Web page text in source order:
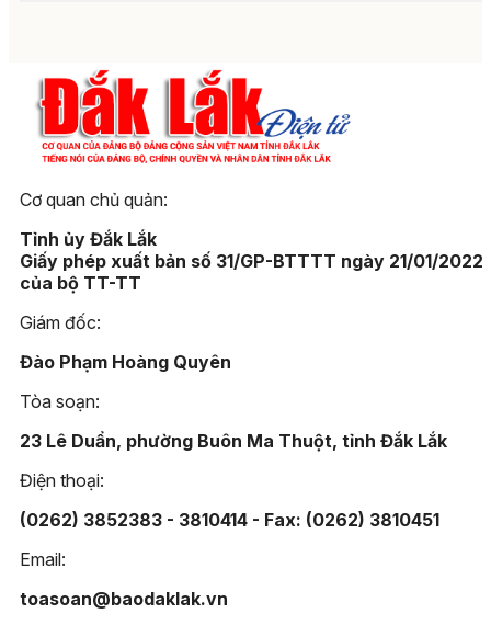
Cơ quan chủ quản:
Tỉnh ủy Đắk Lắk
Giấy phép xuất bản số 31/GP-BTTTT ngày 21/01/2022
của bộ TT-TT
Giám đốc:
Đào Phạm Hoàng Quyên
Tòa soạn:
23 Lê Duẩn, phường Buôn Ma Thuột, tỉnh Đắk Lắk
Điện thoại:
(0262) 3852383 - 3810414 - Fax: (0262) 3810451
Email:
toasoan@baodaklak.vn